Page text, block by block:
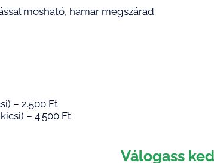
mosható, hamar megszárad.
– 2.500 Ft
– 4.500 Ft
Válogass